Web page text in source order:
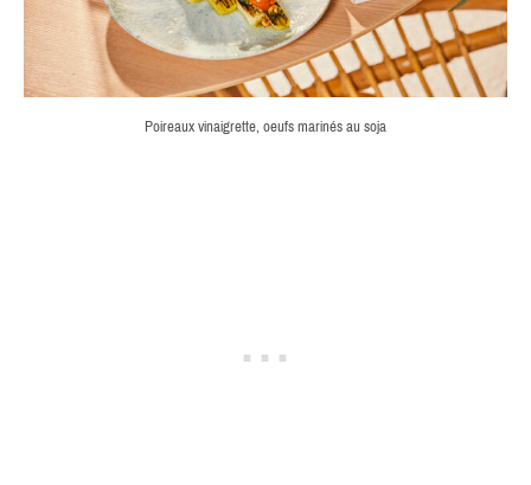
Poireaux vinaigrette, oeufs marinés au soja